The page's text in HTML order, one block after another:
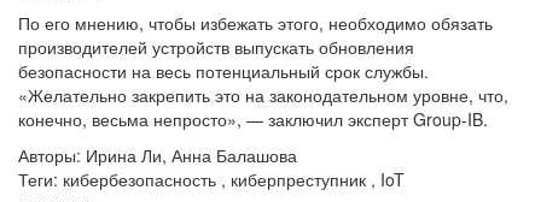
По его мнению, чтобы избежать этого, необходимо обязать
производителей устройств выпускать обновления
безопасности на весь потенциальный срок службы.
«Желательно закрепить это на законодательном уровне, что,
конечно, весьма непросто», — заключил эксперт Group-IB.
Авторы: Ирина Ли, Анна Балашова
Теги: кибербезопасность , киберпреступник , IoT